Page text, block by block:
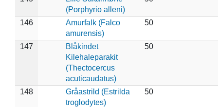
(Porphyrio alleni)
146
Amurfalk (Falco
amurensis)
50
147
Blåkindet
Kilehaleparakit
(Thectocercus
acuticaudatus)
50
148
Gråastrild (Estrilda
troglodytes)
50